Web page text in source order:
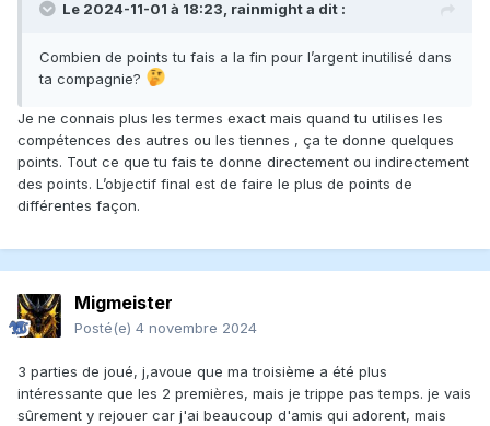
Le 2024-11-01 à 18:23, rainmighta dit :
Combien de points tu fais a la fin pour l’argent inutilisé dans
ta compagnie?
Je ne connais plus les termes exact mais quand tu utilises les
compétences des autres ou les tiennes , ça te donne quelques
points. Tout ce que tu fais te donne directement ou indirectement
des points. L’objectif final est de faire le plus de points de
différentes façon.
Migmeister
Posté(e) 4 novembre 2024
3 parties de joué, j,avoue que ma troisième a été plus
intéressante que les 2 premières, mais je trippe pas temps. je vais
sûrement y rejouer car j'ai beaucoup d'amis qui adorent, mais